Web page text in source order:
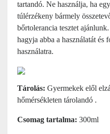
tartandó. Ne használja, ha
túlérzékeny bármely
bőrtolerancia tesztet
hagyja abba a használatát
használatra.
Tárolás: Gyermekek elől
hőmérsékleten tárolandó .
Csomag tartalma: 300ml